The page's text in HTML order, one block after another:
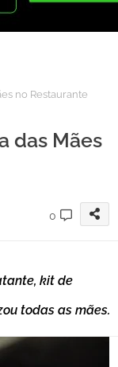
no Restaurante
das Mães
0
kit de
todas as mães.